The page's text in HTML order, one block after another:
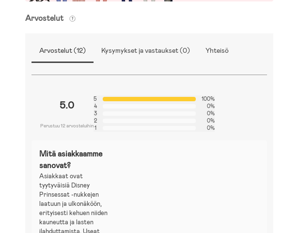
Arvostelut
Arvostelut (12) Kysymykset ja vastaukset (0) Yhteisö
5.0
Perustuu 12 arvosteluihin
5
100%
4
0%
3
0%
2
0%
1
0%
Mitä asiakkaamme
sanovat?
Asiakkaat ovat
tyytyväisiä Disney
Prinsessat -nukkejen
laatuun ja ulkonäköön,
erityisesti kehuen niiden
kauneutta ja lasten
ilahduttamista. Useat